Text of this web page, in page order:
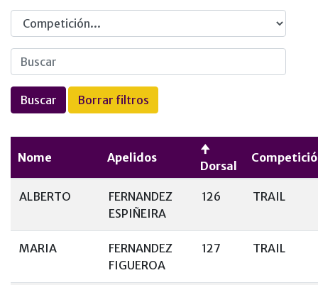
Competicion
Nome Apelidos
Dorsal
ALBERTO
FERNANDEZ
ESPIÑEIRA
126 TRAIL
MARIA
FERNANDEZ
FIGUEROA
127 TRAIL